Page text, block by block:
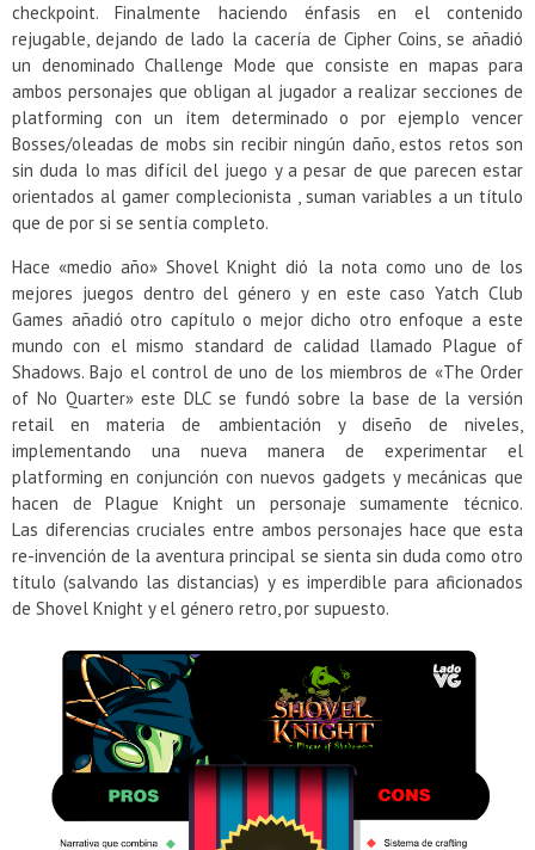
checkpoint. Finalmente haciendo énfasis en el contenido
rejugable, dejando de lado la cacería de Cipher Coins, se añadió
un denominado Challenge Mode que consiste en mapas para
ambos personajes que obligan al jugador a realizar secciones de
platforming con un ítem determinado o por ejemplo vencer
Bosses/oleadas de mobs sin recibir ningún daño, estos retos son
sin duda lo mas difícil del juego y a pesar de que parecen estar
orientados al gamer complecionista , suman variables a un título
que de por si se sentía completo.
Hace «medio año» Shovel Knight dió la nota como uno de los
mejores juegos dentro del género y en este caso Yatch Club
Games añadió otro capítulo o mejor dicho otro enfoque a este
mundo con el mismo standard de calidad llamado Plague of
Shadows. Bajo el control de uno de los miembros de «The Order
of No Quarter» este DLC se fundó sobre la base de la versión
retail en materia de ambientación y diseño de niveles,
implementando una nueva manera de experimentar el
platforming en conjunción con nuevos gadgets y mecánicas que
hacen de Plague Knight un personaje sumamente técnico.
Las diferencias cruciales entre ambos personajes hace que esta
re-invención de la aventura principal se sienta sin duda como otro
título (salvando las distancias) y es imperdible para aficionados
de Shovel Knight y el género retro, por supuesto.